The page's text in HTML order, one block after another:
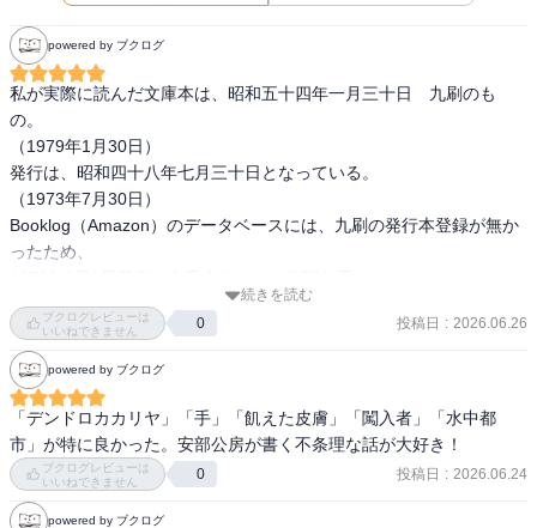
powered by ブクログ
私が実際に読んだ文庫本は、昭和五十四年一月三十日　九刷のも
の。
（1979年1月30日）
発行は、昭和四十八年七月三十日となっている。
（1973年7月30日）
Booklog（Amazon）のデータベースには、九刷の発行本登録が無か
ったため、
1979年九刷を購入して読んだが、読んだ時期は、1980年頃だと思い
ます。大学生の頃だったと思います。正確には、記憶してません。
当時は、読書記録を残すことなど想像もしていませんでした。
安部公房に初めて出会ったのは、高校の現代国語の教科書に載って
いた「赤い繭」という作品でした。
当時の価格は、280円。今なら、600円程度かな。
古くなった読了後の文庫本を処分するにあたり、2026/6/26に登録し
続きを読む
ブクログレビューは
いいねできません
0 投稿日 : 2026.06.26
powered by ブクログ
「デンドロカカリヤ」「手」「飢えた皮膚」「闖入者」「水中都
市」が特に良かった。安部公房が書く不条理な話が大好き！
ブクログレビューは
いいねできません
0 投稿日 : 2026.06.24
powered by ブクログ